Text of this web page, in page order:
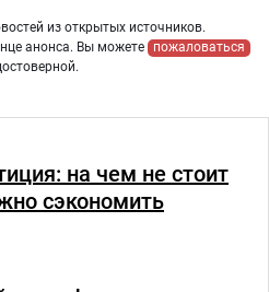
из открытых источников.
анонса. Вы можете
пожаловаться
на чем не стоит
сэкономить